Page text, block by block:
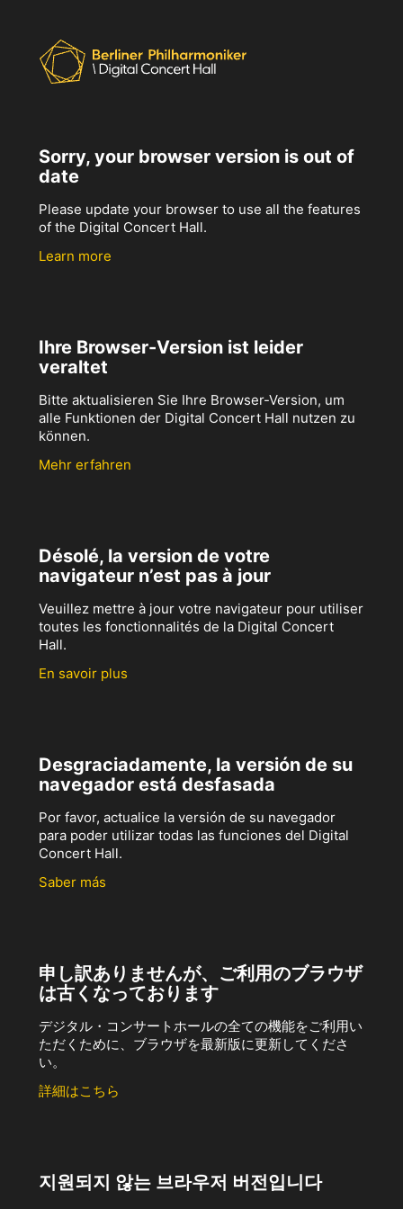
Sorry, your browser version is out of
date
Please update your browser to use all the features
of the Digital Concert Hall.
Learn more
Ihre Browser-Version ist leider
veraltet
Bitte aktualisieren Sie Ihre Browser-Version, um
alle Funktionen der Digital Concert Hall nutzen zu
können.
Mehr erfahren
Désolé, la version de votre
navigateur n’est pas à jour
Veuillez mettre à jour votre navigateur pour utiliser
toutes les fonctionnalités de la Digital Concert
Hall.
En savoir plus
Desgraciadamente, la versión de su
navegador está desfasada
Por favor, actualice la versión de su navegador
para poder utilizar todas las funciones del Digital
Concert Hall.
Saber más
申し訳ありませんが、ご利用のブラウザ
は古くなっております
デジタル・コンサートホールの全ての機能をご利用い
ただくために、ブラウザを最新版に更新してくださ
い。
詳細はこちら
지원되지 않는 브라우저 버전입니다